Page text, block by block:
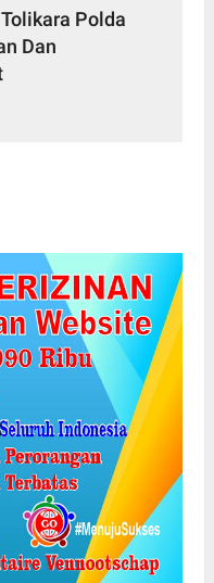
Polda
Dan